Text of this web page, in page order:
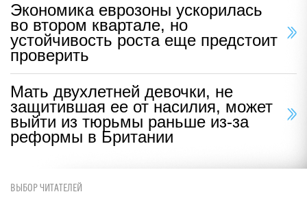
Экономика еврозоны ускорилась
во втором квартале, но
устойчивость роста еще предстоит
проверить
Мать двухлетней девочки, не
защитившая ее от насилия, может
выйти из тюрьмы раньше из-за
реформы в Британии
ВЫБОР ЧИТАТЕЛЕЙ